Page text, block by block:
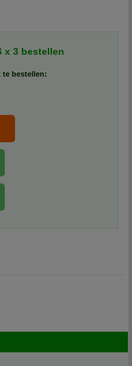
x 3 bestellen
te bestellen: